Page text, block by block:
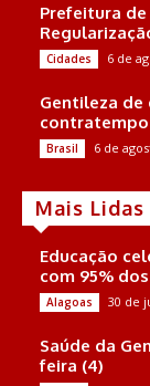
Prefeitura
Cidades 6 de
Gentileza
Brasil 6 de
Mais Lidas
Educação
com 95%
Alagoas 30 de
Saúde da
feira (4)